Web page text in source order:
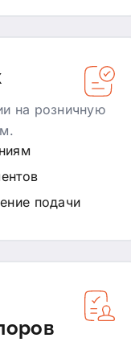
на розничную
подачи